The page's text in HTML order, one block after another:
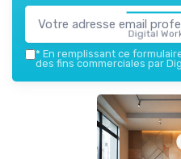
Digital
* En remplissant ce
des fins commerciales par